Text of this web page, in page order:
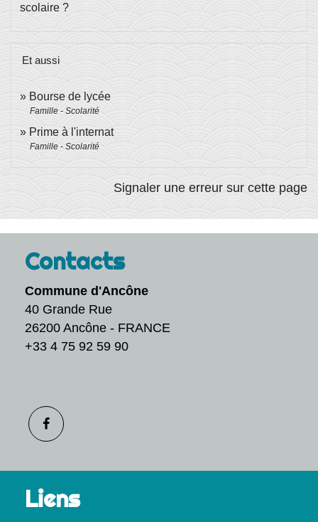
scolaire ?
Et aussi
Bourse de lycée
Famille - Scolarité
Prime à l'internat
Famille - Scolarité
Signaler une erreur sur cette page
Contacts
Commune d'Ancône
40 Grande Rue
26200 Ancône - FRANCE
+33 4 75 92 59 90
Liens